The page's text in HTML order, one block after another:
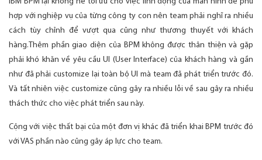
hợp với nghiệp vụ của từng công ty con nên team phải nghĩ ra nhiều
cách tùy chỉnh để vượt qua cũng như thương thuyết với khách
hàng.Thêm phần giao diện của BPM không được thân thiện và gặp
phải khó khăn về yêu cầu UI (User Interface) của khách hàng và gần
như đã phải customize lại toàn bộ UI mà team đã phát triển trước đó.
Và tất nhiên việc customize cũng gây ra nhiều lỗi về sau gây ra nhiều
thách thức cho việc phát triển sau này.
Cộng với việc thất bại của một đơn vị khác đã triển khai BPM trước đó
với VAS phần nào cũng gây áp lực cho team.